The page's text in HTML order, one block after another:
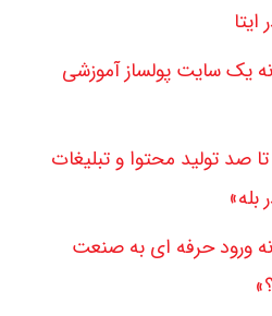
یک سایت پولساز آموزشی
صد تولید محتوا و تبلیغات
ورود حرفه ای به صنعت